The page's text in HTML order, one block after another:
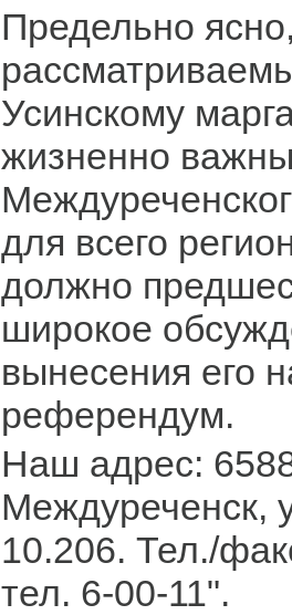
Предельно
Усинскому
жизненно
для всего
должно
широкое
вынесения его
референдум.
Наш адрес:
Междуреченск,
10.206. Тел./
тел. 6-00-11".